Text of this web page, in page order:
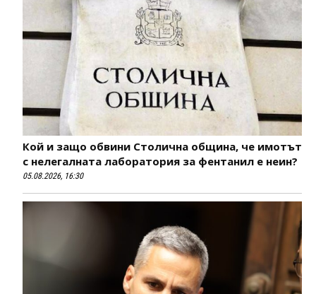
Кой и защо обвини Столична община, че имотът
с нелегалната лаборатория за фентанил е неин?
05.08.2026, 16:30